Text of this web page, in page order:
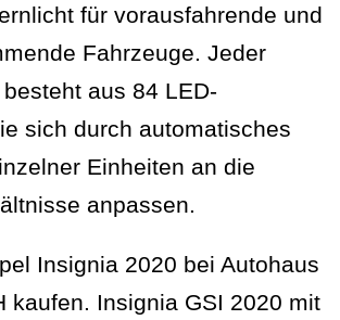
für vorausfahrende und
Fahrzeuge. Jeder
aus 84 LED-
sich durch automatisches
Einheiten an die
anpassen.